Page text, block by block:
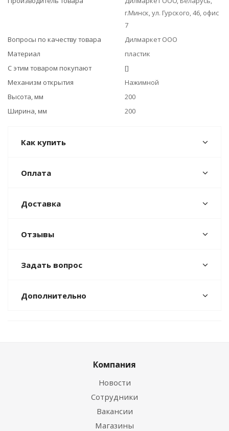
г.Минск, ул. Гурского, 46, офис
7
Вопросы по качеству товара
Дилмаркет ООО
Материал
пластик
С этим товаром покупают
[]
Механизм открытия
Нажимной
Высота, мм
200
Ширина, мм
200
Как купить
Оплата
Доставка
Отзывы
Задать вопрос
Дополнительно
Компания
Новости
Сотрудники
Вакансии
Магазины